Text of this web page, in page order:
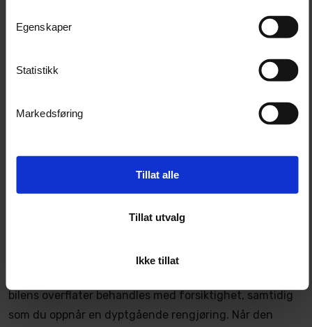
Egenskaper
Statistikk
Markedsføring
Tillat alle
Tillat utvalg
Ikke tillat
Tre vaskehansken over rengjøringshodet på
Vask:
Bruk teleskopstangen for å nå høye og vanskelige
for å fjerne alle rester.
bilens overflater behandles med forsiktighet, samtidig
som du oppnår en dyptgående rengjøring. Når den